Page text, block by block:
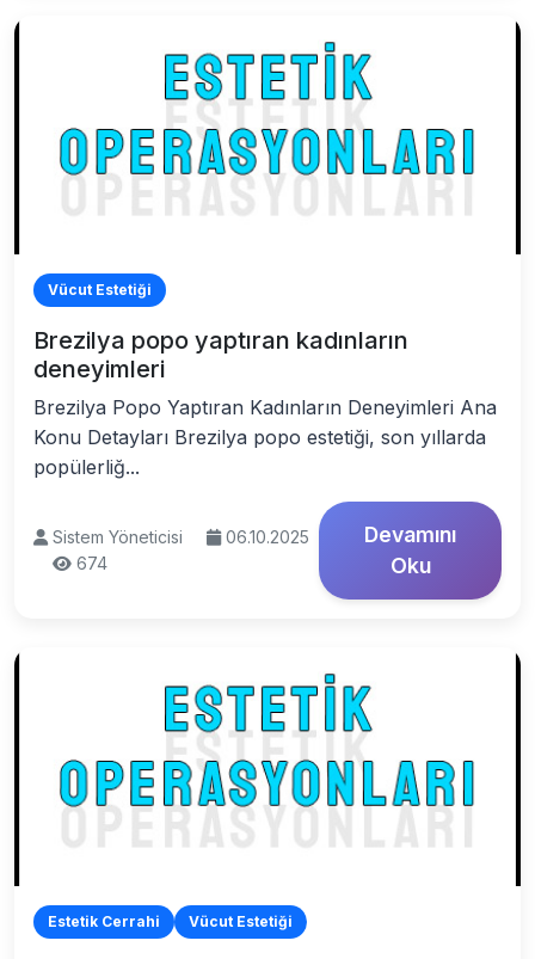
Vücut Estetiği
Brezilya popo yaptıran kadınların
deneyimleri
Brezilya Popo Yaptıran Kadınların Deneyimleri Ana
Konu Detayları Brezilya popo estetiği, son yıllarda
popülerliğ...
Sistem Yöneticisi
06.10.2025
674
Devamını
Oku
Estetik Cerrahi Vücut Estetiği